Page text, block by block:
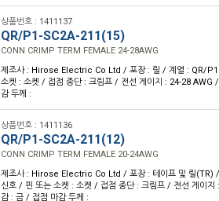
상품번호 : 1411137
QR/P1-SC2A-211(15)
CONN CRIMP TERM FEMALE 24-28AWG
제조사 : Hirose Electric Co Ltd / 포장 : 릴 / 계열 : QR/P1
소켓 : 소켓 / 접점 종단 : 크림프 / 전선 게이지 : 24-28 AWG
감 두께 :
상품번호 : 1411136
QR/P1-SC2A-211(12)
CONN CRIMP TERM FEMALE 20-24AWG
제조사 : Hirose Electric Co Ltd / 포장 : 테이프 및 릴(TR)
신호 / 핀 또는 소켓 : 소켓 / 접점 종단 : 크림프 / 전선 게이
감 : 금 / 접점 마감 두께 :